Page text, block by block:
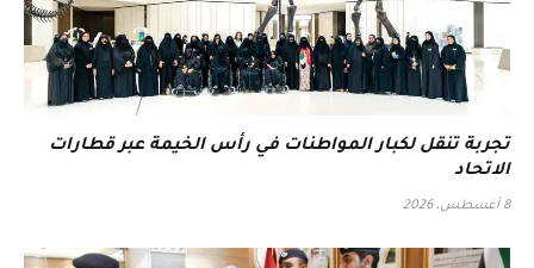
تجربة تنقل لكبار المواطنات في رأس الخيمة عبر قطارات
الاتحاد
8 أغسطس، 2026